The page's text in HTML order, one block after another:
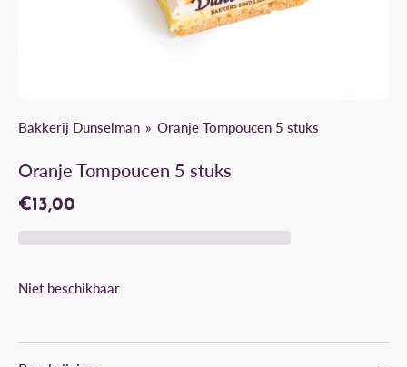
Bakkerij Dunselman Oranje Tompoucen 5 stuks
Oranje Tompoucen 5 stuks
€13,00
Niet beschikbaar